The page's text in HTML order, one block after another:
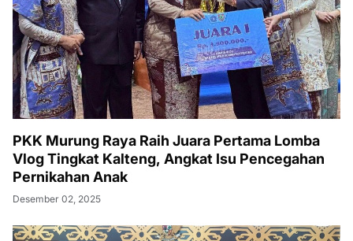
PKK Murung Raya Raih Juara Pertama Lomba
Vlog Tingkat Kalteng, Angkat Isu Pencegahan
Pernikahan Anak
Desember 02, 2025